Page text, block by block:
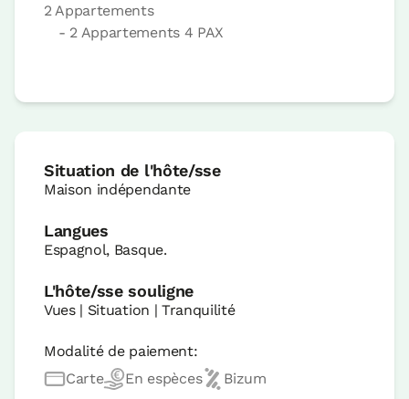
2 Appartements
- 2 Appartements 4 PAX
Situation de l'hôte/sse
Maison indépendante
Langues
Espagnol, Basque.
L'hôte/sse souligne
Vues | Situation | Tranquilité
Modalité de paiement:
Carte
En espèces Bizum